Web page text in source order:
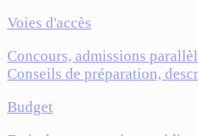
Voies d'accès
Concours, admissions
Conseils de préparation,
Budget